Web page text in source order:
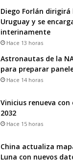
Diego Forlán dirigirá
Uruguay y se
interinamente
Hace 13 horas
Astronautas de la
para preparar
Hace 14 horas
Vinicius renueva
2032
Hace 15 horas
China actualiza
Luna con nuevos